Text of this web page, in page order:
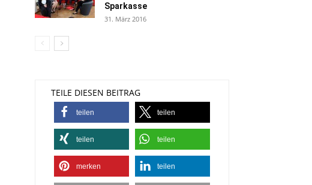
Sparkasse
31. März 2016
TEILE DIESEN BEITRAG
teilen teilen
teilen teilen
merken teilen